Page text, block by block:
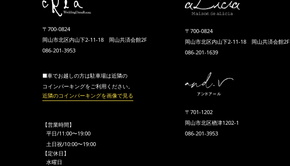
〒700-0824
岡山市北区内山下2-11-18 岡山共済会館2F
086-201-3953
■車でお越しの方は駐車場は近隣の
コインパーキングをご利用ください。
近隣のコインパーキングを画像で見る
【営業時間】
平日/11:00〜19:00
土日祝/10:00〜19:00
【定休日】
水曜日
〒700-0824
岡山市北区内山下2-11-18 岡山共済会館2F
086-201-1639
〒701-1202
岡山市北区楢津1202-1
086-201-3953